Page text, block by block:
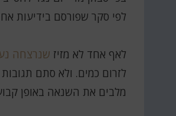
לפי סקר שפורסם בידיעות
לאף אחד לא מזיז שנרצחה נערה
לזרום כמים. ולא סתם
מלבים את השנאה באופן